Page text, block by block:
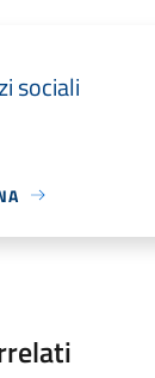
sociali